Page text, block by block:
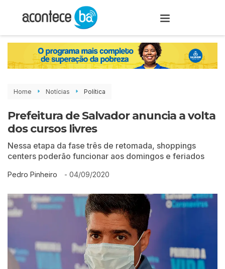
Home Notícias Política
Prefeitura de Salvador anuncia a volta
dos cursos livres
Nessa etapa da fase três de retomada, shoppings
centers poderão funcionar aos domingos e feriados
Pedro Pinheiro - 04/09/2020